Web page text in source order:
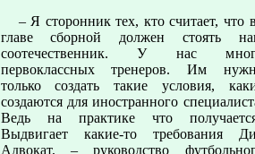
– Я сторонник тех, кто считает, что
главе сборной должен стоять
соотечественник. У нас
первоклассных тренеров. Им
только создать такие условия,
создаются для иностранного
Ведь на практике что
Выдвигает какие-то требования
Адвокат, – руководство